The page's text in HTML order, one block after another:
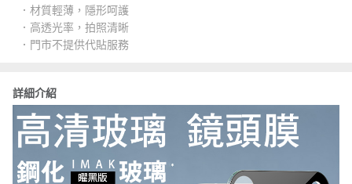
．材質輕薄，隱形呵護
．高透光率，拍照清晰
．門市不提供代貼服務
詳細介紹